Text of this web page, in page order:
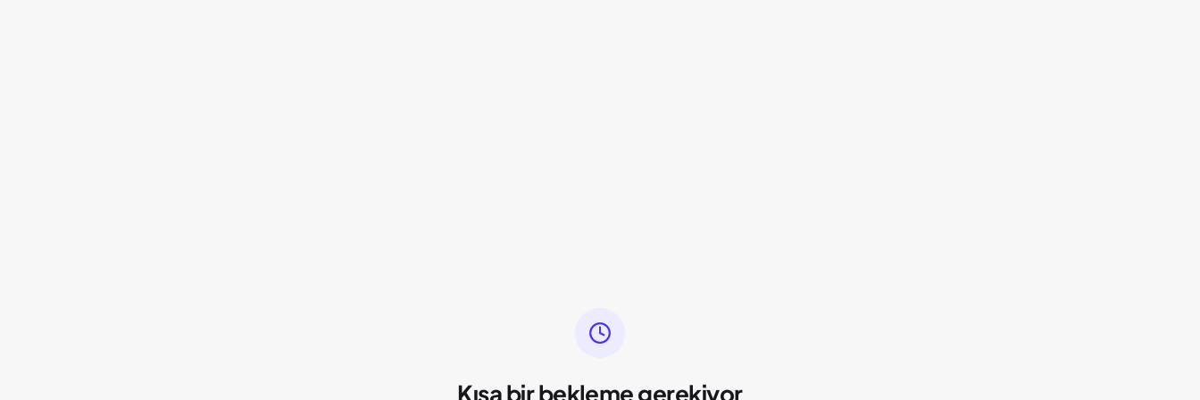
Kısa bir bekleme gerekiyor